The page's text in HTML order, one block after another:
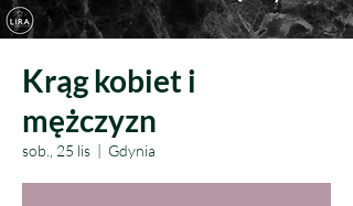
Krąg kobiet i
mężczyzn
sob., 25 lis
  |
Gdynia